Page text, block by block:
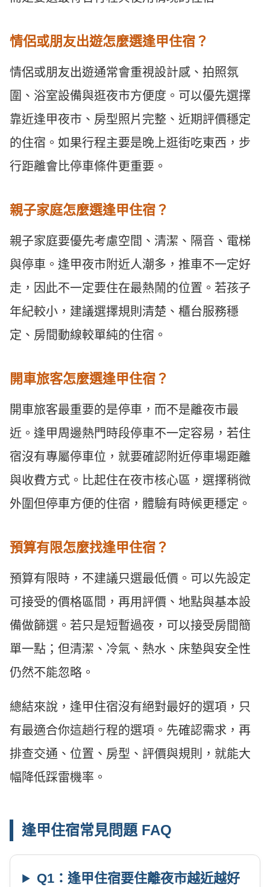
情侶或朋友出遊怎麼選逢甲住宿？
情侶或朋友出遊通常會重視設計感、拍照氛
圍、浴室設備與逛夜市方便度。可以優先選擇
靠近逢甲夜市、房型照片完整、近期評價穩定
的住宿。如果行程主要是晚上逛街吃東西，步
行距離會比停車條件更重要。
親子家庭怎麼選逢甲住宿？
親子家庭要優先考慮空間、清潔、隔音、電梯
與停車。逢甲夜市附近人潮多，推車不一定好
走，因此不一定要住在最熱鬧的位置。若孩子
年紀較小，建議選擇規則清楚、櫃台服務穩
定、房間動線較單純的住宿。
開車旅客怎麼選逢甲住宿？
開車旅客最重要的是停車，而不是離夜市最
近。逢甲周邊熱門時段停車不一定容易，若住
宿沒有專屬停車位，就要確認附近停車場距離
與收費方式。比起住在夜市核心區，選擇稍微
外圍但停車方便的住宿，體驗有時候更穩定。
預算有限怎麼找逢甲住宿？
預算有限時，不建議只選最低價。可以先設定
可接受的價格區間，再用評價、地點與基本設
備做篩選。若只是短暫過夜，可以接受房間簡
單一點；但清潔、冷氣、熱水、床墊與安全性
仍然不能忽略。
總結來說，逢甲住宿沒有絕對最好的選項，只
有最適合你這趟行程的選項。先確認需求，再
排查交通、位置、房型、評價與規則，就能大
幅降低踩雷機率。
逢甲住宿常見問題 FAQ
Q1：逢甲住宿要住離夜市越近越好